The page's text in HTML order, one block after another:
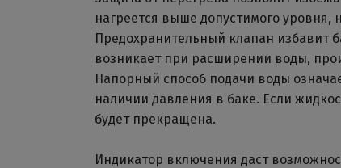
нагреется выше допустимого уровня,
Предохранительный клапан избавит
возникает при расширении воды,
Напорный способ подачи воды
наличии давления в баке. Если
будет прекращена.
Индикатор включения даст